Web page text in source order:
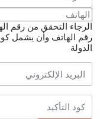
الرجاء التحقق من رقم
رقم الهاتف وأن يشمل
الدولة